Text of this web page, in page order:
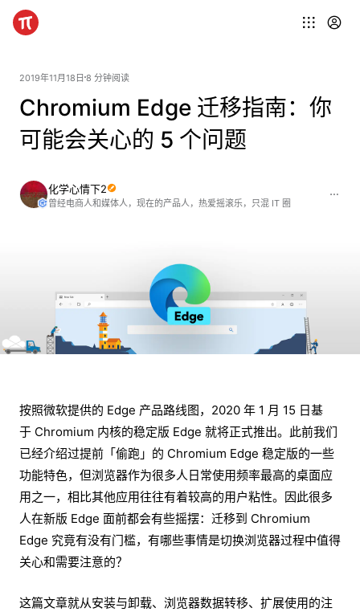
2019年11月18日 8 分钟阅读
Chromium Edge 迁移指南：你
可能会关心的 5 个问题
化学心情下2
曾经电商人和媒体人，现在的产品人，热爱摇滚乐，只混 IT 圈
按照微软提供的 Edge 产品路线图，2020 年 1 月 15 日基
于 Chromium 内核的稳定版 Edge 就将正式推出。此前我们
已经介绍过提前「偷跑」的 Chromium Edge 稳定版的一些
功能特色，但浏览器作为很多人日常使用频率最高的桌面应
用之一，相比其他应用往往有着较高的用户粘性。因此很多
人在新版 Edge 面前都会有些摇摆：迁移到 Chromium
Edge 究竟有没有门槛，有哪些事情是切换浏览器过程中值得
关心和需要注意的？
这篇文章就从安装与卸载、浏览器数据转移、扩展使用的注